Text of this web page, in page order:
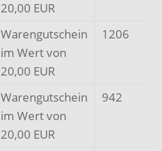
20,00 EUR
Warengutschein
im Wert von
20,00 EUR
1206
Warengutschein
im Wert von
20,00 EUR
942